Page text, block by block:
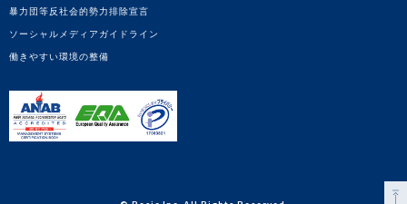
暴力団等反社会的勢力排除宣言
ソーシャルメディアガイドライン
働きやすい環境の整備